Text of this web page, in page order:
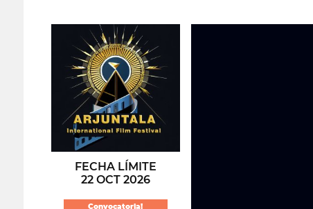
FECHA LÍMITE
22 OCT 2026
Convocatoria!